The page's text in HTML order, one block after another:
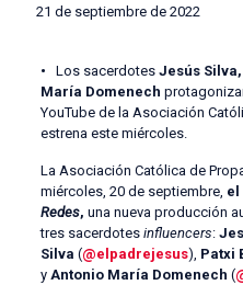
21 de septiembre de 2022
• Los sacerdotes Jesús
María Domenech
YouTube de la Asociación
estrena este miércoles.
La Asociación Católica de
miércoles, 20 de septiembre, el
Redes, una nueva producción
tres sacerdotes influencers:
Silva (@elpadrejesus), Patxi
y Antonio María Domenech (